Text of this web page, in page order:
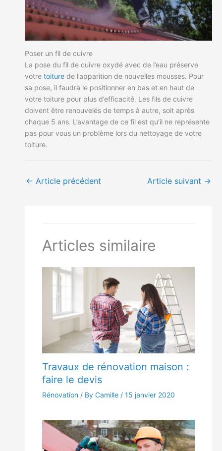
Poser un fil de cuivre
La pose du fil de cuivre oxydé avec de l’eau préserve
votre toiture de l’apparition de nouvelles mousses. Pour
sa pose, il faudra le positionner en bas et en haut de
votre toiture pour plus d’efficacité. Les fils de cuivre
doivent être renouvelés de temps à autre, soit après
chaque 5 ans. L’avantage de ce fil est qu’il ne représente
pas pour vous un problème lors du nettoyage de votre
toiture.
← Article précédent Article suivant →
Articles similaire
Travaux de rénovation maison :
faire le devis
Rénovation / By Camille / 15 janvier 2020